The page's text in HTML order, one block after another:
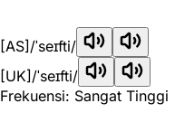
[AS] /ˈseɪfti/
[UK] /ˈseɪfti/
Frekuensi: Sangat Tinggi